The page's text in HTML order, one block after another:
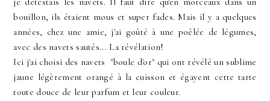
bouillon, ils étaient mous et super fades. Mais il y a quelques
années, chez une amie, j'ai goûté à une poêlée de légumes,
avec des navets sautés... La révélation!
Ici j'ai choisi des navets "boule d'or" qui ont révélé un sublime
jaune légèrement orangé à la cuisson et égayent cette tarte
toute douce de leur parfum et leur couleur.